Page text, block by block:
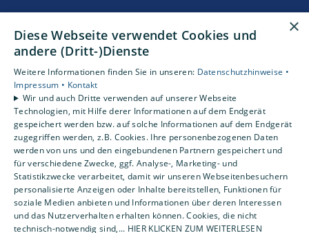
Privatkunden
Gewerbekunden
Karriere
Unternehmen
Kontakt
Um externe HTML-Inhalte anzuzeigen,
benötigen wir Ihre Einwilligung.
Weitere Informationen finden Sie in unserer
Datenschutzerklärung.
×
Diese Webseite verwendet Cookies und
andere (Dritt-)Dienste
Weitere Informationen finden Sie in unseren: Datenschutzhinweise •
Impressum • Kontakt
Wir und auch Dritte verwenden auf unserer Webseite
Technologien, mit Hilfe derer Informationen auf dem Endgerät
gespeichert werden bzw. auf solche Informationen auf dem Endgerät
zugegriffen werden, z.B. Cookies. Ihre personenbezogenen Daten
werden von uns und den eingebundenen Partnern gespeichert und
für verschiedene Zwecke, ggf. Analyse-, Marketing- und
Statistikzwecke verarbeitet, damit wir unseren Webseitenbesuchern
personalisierte Anzeigen oder Inhalte bereitstellen, Funktionen für
soziale Medien anbieten und Informationen über deren Interessen
und das Nutzerverhalten erhalten können. Cookies, die nicht
technisch-notwendig sind,... HIER KLICKEN ZUM WEITERLESEN